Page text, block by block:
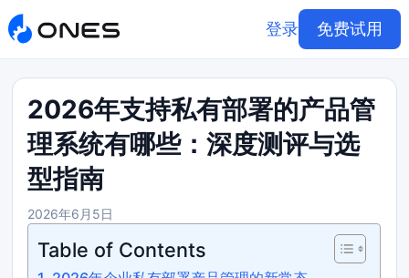
登录 免费试用
2026年支持私有部署的产品管
理系统有哪些：深度测评与选
型指南
2026年6月5日
Table of Contents